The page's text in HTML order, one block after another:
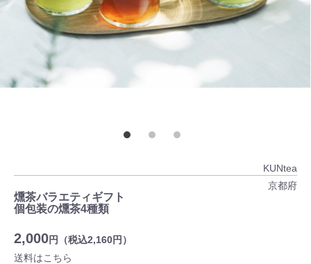
KUNtea
京都府
燻茶バラエティギフト
個包装の燻茶4種類
2,000円（税込2,160円）
送料はこちら